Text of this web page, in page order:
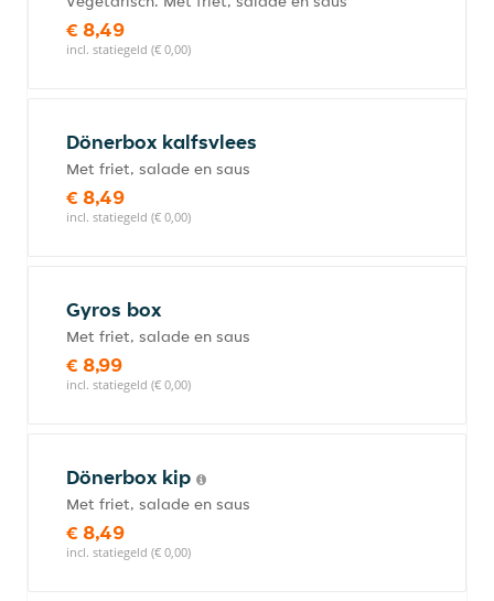
€ 8,49
incl. statiegeld (€ 0,00)
Dönerbox kalfsvlees
Met friet, salade en saus
€ 8,49
incl. statiegeld (€ 0,00)
Gyros box
Met friet, salade en saus
€ 8,99
incl. statiegeld (€ 0,00)
Dönerbox kip
Met friet, salade en saus
€ 8,49
incl. statiegeld (€ 0,00)